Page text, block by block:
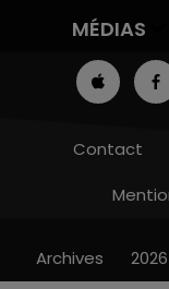
MÉDIAS
Contact
Archives 2026